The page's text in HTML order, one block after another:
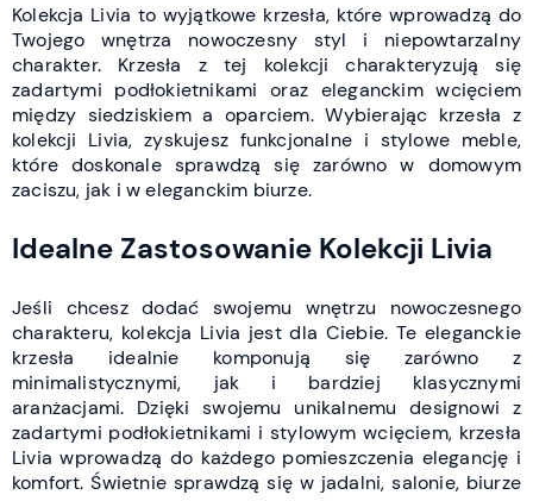
Kolekcja Livia to wyjątkowe krzesła, które wprowadzą do
Twojego wnętrza nowoczesny styl i niepowtarzalny
charakter. Krzesła z tej kolekcji charakteryzują się
zadartymi podłokietnikami oraz eleganckim wcięciem
między siedziskiem a oparciem. Wybierając krzesła z
kolekcji Livia, zyskujesz funkcjonalne i stylowe meble,
które doskonale sprawdzą się zarówno w domowym
zaciszu, jak i w eleganckim biurze.
Idealne Zastosowanie Kolekcji Livia
Jeśli chcesz dodać swojemu wnętrzu nowoczesnego
charakteru, kolekcja Livia jest dla Ciebie. Te eleganckie
krzesła idealnie komponują się zarówno z
minimalistycznymi, jak i bardziej klasycznymi
aranżacjami. Dzięki swojemu unikalnemu designowi z
zadartymi podłokietnikami i stylowym wcięciem, krzesła
Livia wprowadzą do każdego pomieszczenia elegancję i
komfort. Świetnie sprawdzą się w jadalni, salonie, biurze